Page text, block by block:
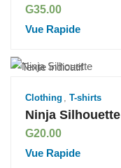
G35.00
Vue Rapide
Clothing , T-shirts
Ninja Silhouette
G20.00
Vue Rapide